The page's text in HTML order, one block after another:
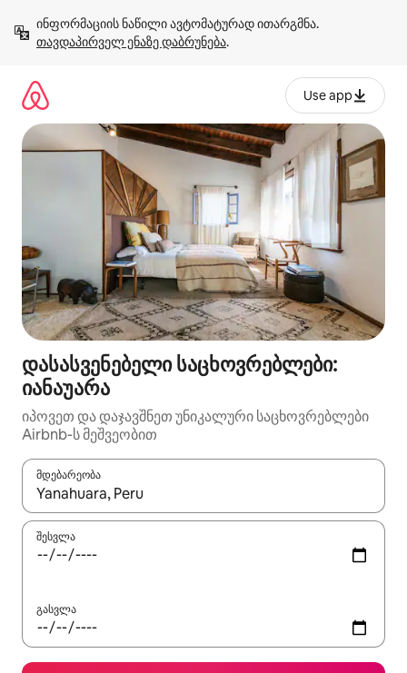
გადასვლა
თავდაპირველ ენაზე დაბრუნება.
Use app
დასასვენებელი საცხოვრებლები:
იანაუარა
იპოვეთ და დაჯავშნეთ უნიკალური საცხოვრებლები
Airbnb-ს მეშვეობით
მდებარეობა
როცა შედეგები ხელმისაწვდომი გახდება, ნავიგაციისთვის
შესვლა
გასვლა